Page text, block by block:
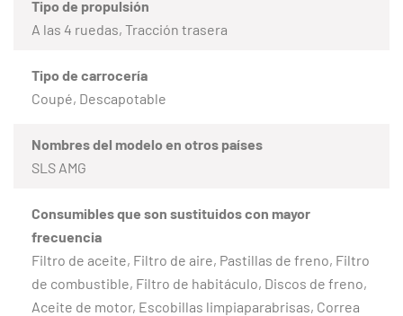
Tipo de propulsión
A las 4 ruedas, Tracción trasera
Tipo de carrocería
Coupé, Descapotable
Nombres del modelo en otros países
SLS AMG
Consumibles que son sustituidos con mayor
frecuencia
Filtro de aceite, Filtro de aire, Pastillas de freno, Filtro
de combustible, Filtro de habitáculo, Discos de freno,
Aceite de motor, Escobillas limpiaparabrisas, Correa